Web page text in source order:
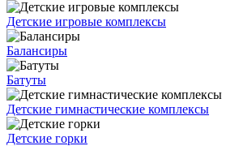
Детские игровые комплексы
Балансиры
Батуты
Детские гимнастические комплексы
Детские горки